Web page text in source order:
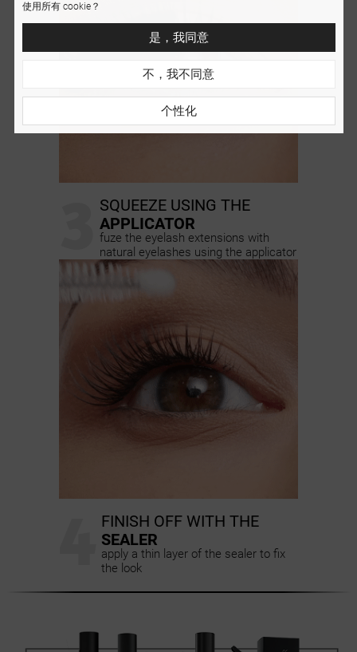
SQUEEZE USING THE
APPLICATOR
fuze the eyelash extensions with
natural eyelashes using the applicator
FINISH OFF WITH THE
SEALER
apply a thin layer of the sealer to fix
the look
使用所有 cookie？
是，我同意
不，我不同意
个性化